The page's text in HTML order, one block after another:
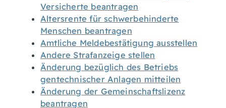
Versicherte beantragen
Altersrente für schwerbehinderte
Menschen beantragen
Amtliche Meldebestätigung ausstellen
Andere Strafanzeige stellen
Änderung bezüglich des Betriebs
gentechnischer Anlagen mitteilen
Änderung der Gemeinschaftslizenz
beantragen